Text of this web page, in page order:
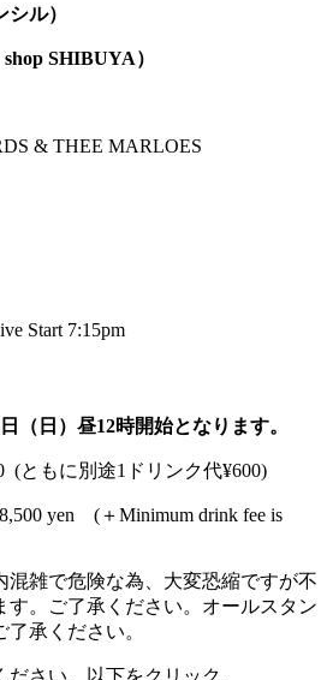
ル）
SHIBUYA）
& THEE MARLOES
Start 7:15pm
（日）昼12時開始となります。
(ともに別途1 ドリンク代¥600)
yen (＋Minimum drink fee is
混雑で危険な為、大変恐縮ですが不
す。ご了承ください。オールスタン
承ください。